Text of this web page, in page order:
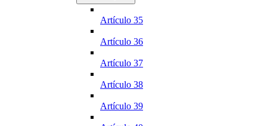
Artículo 35
Artículo 36
Artículo 37
Artículo 38
Artículo 39